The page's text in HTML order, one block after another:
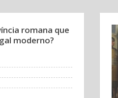
romana que
moderno?